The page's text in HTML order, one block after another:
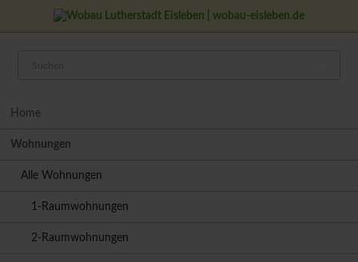
Home
Wohnungen
Alle Wohnungen
1-Raumwohnungen
2-Raumwohnungen